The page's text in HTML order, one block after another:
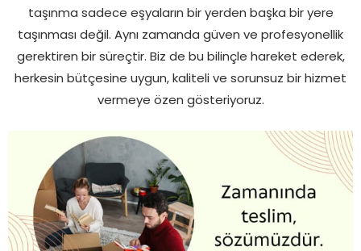
taşınma sadece eşyaların bir yerden başka bir yere
taşınması değil. Aynı zamanda güven ve profesyonellik
gerektiren bir süreçtir. Biz de bu bilinçle hareket ederek,
herkesin bütçesine uygun, kaliteli ve sorunsuz bir hizmet
vermeye özen gösteriyoruz.